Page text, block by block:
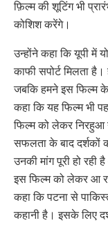
फ़िल्म की शूटिंग भी
कोशिश करेंगे।
उन्होंने कहा कि यूपी में
काफी सपोर्ट मिलता
जबकि हमने इस फिल्म के
कहा कि यह फिल्म भी
फिल्म को लेकर निरहुआ
सफलता के बाद दर्शकों
उनकी मांग पूरी हो रही
इस फिल्म को लेकर आ
कहा कि पटना से
कहानी है। इसके लिए